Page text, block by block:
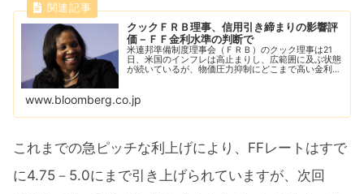
クックＦＲＢ理事、信用引き締まりの影響評
価－ＦＦ金利水準の判断で
米連邦準備制度理事会（ＦＲＢ）のクック理事は21
日、米国のインフレは高止まりし、広範囲に及ぶ状態
が続いているが、物価圧力抑制にどこまで高い金利が
www.bloomberg.co.jp
これまでの急ピッチな利上げにより、FFレートはすで
に4.75－5.0にまで引き上げられていますが、次回